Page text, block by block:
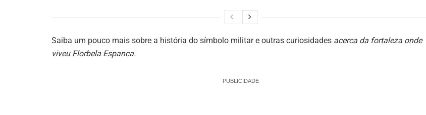
Saiba um pouco mais sobre a história do símbolo militar e outras curiosidades acerca da fortaleza onde
viveu Florbela Espanca.
PUBLICIDADE